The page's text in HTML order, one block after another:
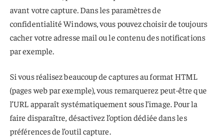
avant votre capture. Dans les paramètres de
confidentialité Windows, vous pouvez choisir de toujours
cacher votre adresse mail ou le contenu des notifications
par exemple.
Si vous réalisez beaucoup de captures au format HTML
(pages web par exemple), vous remarquerez peut-être que
l’URL apparaît systématiquement sous l’image. Pour la
faire disparaître, désactivez l’option dédiée dans les
préférences de l’outil capture.